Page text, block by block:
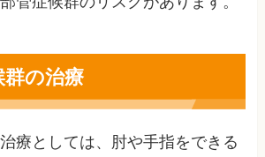
の治療
療としては、肘や手指をできる